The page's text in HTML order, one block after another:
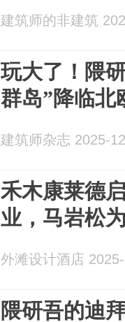
建筑师的非建筑
玩大了！隈
群岛”降临北
建筑师杂志 2025-
禾木康莱德
业，马岩松
外滩设计酒店
隈研吾的迪